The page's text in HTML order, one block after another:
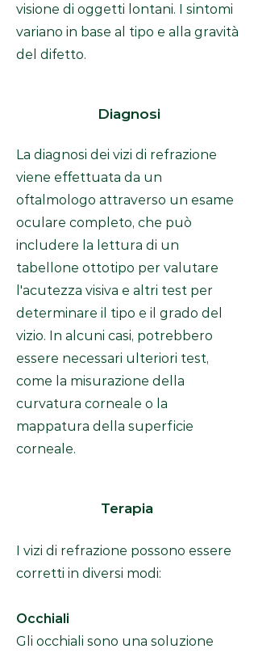
visione di oggetti lontani. I sintomi
variano in base al tipo e alla gravità
del difetto.
Diagnosi
La diagnosi dei vizi di refrazione
viene effettuata da un
oftalmologo attraverso un esame
oculare completo, che può
includere la lettura di un
tabellone ottotipo per valutare
l'acutezza visiva e altri test per
determinare il tipo e il grado del
vizio. In alcuni casi, potrebbero
essere necessari ulteriori test,
come la misurazione della
curvatura corneale o la
mappatura della superficie
corneale.
Terapia
I vizi di refrazione possono essere
corretti in diversi modi:
Occhiali
Gli occhiali sono una soluzione